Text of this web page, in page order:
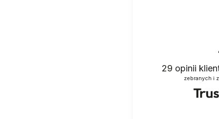
29 opinii
zebranych i